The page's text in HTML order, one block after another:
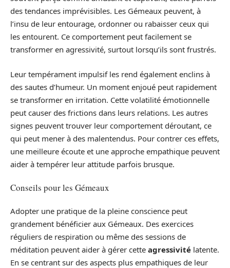
des tendances imprévisibles. Les Gémeaux peuvent, à
l’insu de leur entourage, ordonner ou rabaisser ceux qui
les entourent. Ce comportement peut facilement se
transformer en agressivité, surtout lorsqu’ils sont frustrés.
Leur tempérament impulsif les rend également enclins à
des sautes d’humeur. Un moment enjoué peut rapidement
se transformer en irritation. Cette volatilité émotionnelle
peut causer des frictions dans leurs relations. Les autres
signes peuvent trouver leur comportement déroutant, ce
qui peut mener à des malentendus. Pour contrer ces effets,
une meilleure écoute et une approche empathique peuvent
aider à tempérer leur attitude parfois brusque.
Conseils pour les Gémeaux
Adopter une pratique de la pleine conscience peut
grandement bénéficier aux Gémeaux. Des exercices
réguliers de respiration ou même des sessions de
méditation peuvent aider à gérer cette agressivité latente.
En se centrant sur des aspects plus empathiques de leur